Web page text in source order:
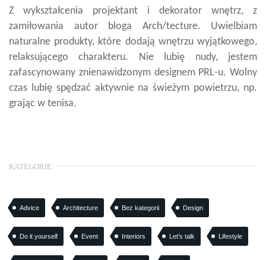
Z wykształcenia projektant i dekorator wnętrz, z
zamiłowania autor bloga Arch/tecture. Uwielbiam
naturalne produkty, które dodają wnętrzu wyjątkowego,
relaksującego charakteru. Nie lubię nudy, jestem
zafascynowany znienawidzonym designem PRL-u. Wolny
czas lubię spędzać aktywnie na świeżym powietrzu, np.
grając w tenisa.
KATEGORIE
Advice Architecture Bez kategorii Design
Do it yourself Event Interiors Let’s talk Lifestyle